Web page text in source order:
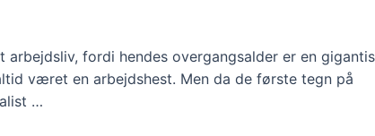
fordi hendes overgangsalder er en
været en arbejdshest. Men da de første tegn på
…